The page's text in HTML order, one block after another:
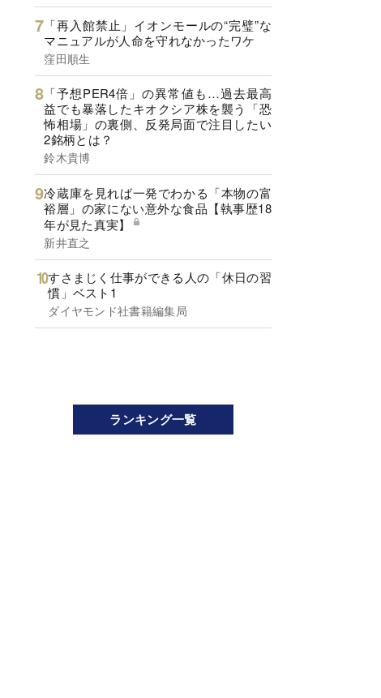
「再入館禁止」イオンモールの“完璧”な
マニュアルが人命を守れなかったワケ
窪田順生
「予想PER4倍」の異常値も…過去最高
益でも暴落したキオクシア株を襲う「恐
怖相場」の裏側、反発局面で注目したい
2銘柄とは？
鈴木貴博
冷蔵庫を見れば一発でわかる「本物の富
裕層」の家にない意外な食品【執事歴18
年が見た真実】
新井直之
すさまじく仕事ができる人の「休日の習
慣」ベスト1
ダイヤモンド社書籍編集局
ランキング一覧